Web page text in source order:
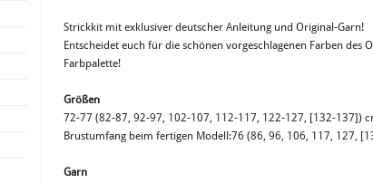
Strickkit mit exklusiver deutscher Anleitung und Original-Garn!
Entscheidet euch für die schönen vorgeschlagenen Farben
Farbpalette!
Größen
72-77 (82-87, 92-97, 102-107, 112-117, 122-127, [132-137])
Brustumfang beim fertigen Modell:76 (86, 96, 106, 117, 127,
Garn